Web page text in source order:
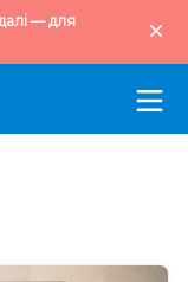
— для